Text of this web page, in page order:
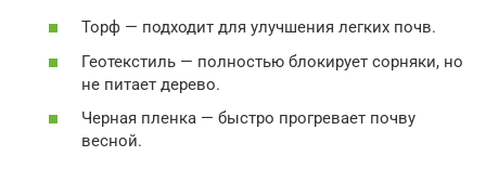
Торф — подходит для улучшения легких почв.
Геотекстиль — полностью блокирует сорняки, но
не питает дерево.
Черная пленка — быстро прогревает почву
весной.